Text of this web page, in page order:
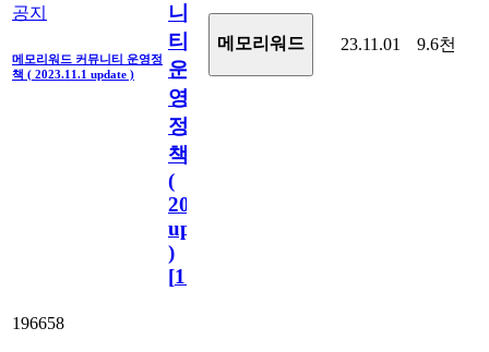
공지
메모리워드 커뮤니티 운영정
책 ( 2023.11.1 update )
니
티
운
영
정
책
(
2023.11.1
update
)
[110
메모리워드 23.11.01 9.6천
196658